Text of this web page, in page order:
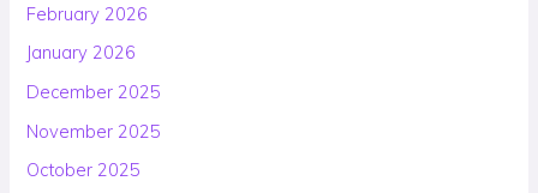
February 2026
January 2026
December 2025
November 2025
October 2025